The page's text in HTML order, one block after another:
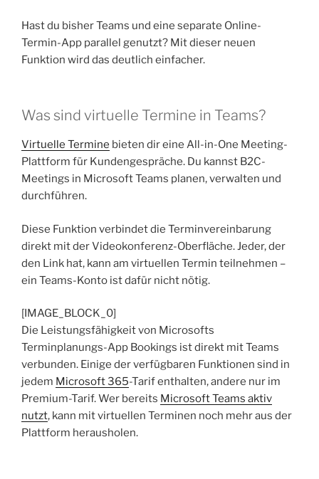
Hast du bisher Teams und eine separate Online-
Termin-App parallel genutzt? Mit dieser neuen
Funktion wird das deutlich einfacher.
Was sind virtuelle Termine in Teams?
Virtuelle Termine bieten dir eine All-in-One Meeting-
Plattform für Kundengespräche. Du kannst B2C-
Meetings in Microsoft Teams planen, verwalten und
durchführen.
Diese Funktion verbindet die Terminvereinbarung
direkt mit der Videokonferenz-Oberfläche. Jeder, der
den Link hat, kann am virtuellen Termin teilnehmen –
ein Teams-Konto ist dafür nicht nötig.
[IMAGE_BLOCK_0]
Die Leistungsfähigkeit von Microsofts
Terminplanungs-App Bookings ist direkt mit Teams
verbunden. Einige der verfügbaren Funktionen sind in
jedem Microsoft 365-Tarif enthalten, andere nur im
Premium-Tarif. Wer bereits Microsoft Teams aktiv
nutzt, kann mit virtuellen Terminen noch mehr aus der
Plattform herausholen.